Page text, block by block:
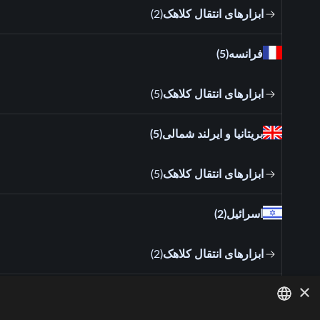
ابزارهای انتقال کلاهک(
2
)
فرانسه(5)
ابزارهای انتقال کلاهک(
5
)
بریتانیا و ایرلند شمالی(5)
ابزارهای انتقال کلاهک(
5
)
اسرا‌ئیل(2)
ابزارهای انتقال کلاهک(
2
)
×